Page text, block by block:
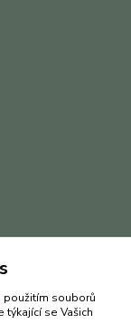
použitím souborů
týkající se Vašich